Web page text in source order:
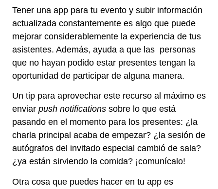
Tener una app para tu evento y subir información
actualizada constantemente es algo que puede
mejorar considerablemente la experiencia de tus
asistentes. Además, ayuda a que las personas
que no hayan podido estar presentes tengan la
oportunidad de participar de alguna manera.
Un tip para aprovechar este recurso al máximo es
enviar push notifications sobre lo que está
pasando en el momento para los presentes: ¿la
charla principal acaba de empezar? ¿la sesión de
autógrafos del invitado especial cambió de sala?
¿ya están sirviendo la comida? ¡comunícalo!
Otra cosa que puedes hacer en tu app es